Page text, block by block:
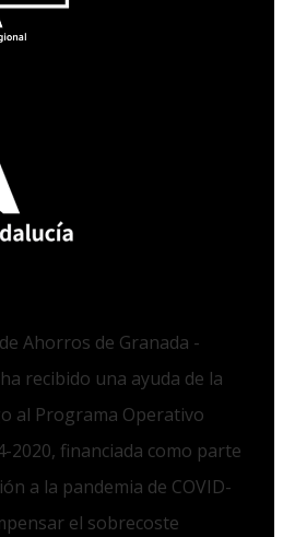
Ahorros de Granada -
recibido una ayuda de la
al Programa Operativo
2020, financiada como parte
a la pandemia de COVID-
el sobrecoste